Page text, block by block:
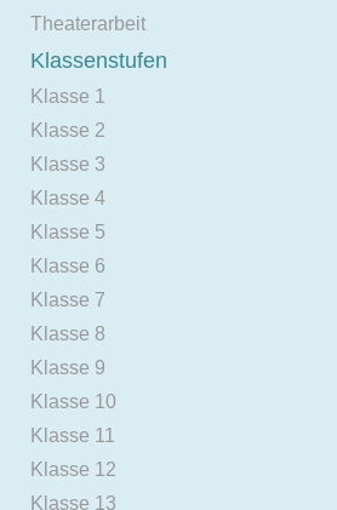
Theaterarbeit
Klassenstufen
Klasse 1
Klasse 2
Klasse 3
Klasse 4
Klasse 5
Klasse 6
Klasse 7
Klasse 8
Klasse 9
Klasse 10
Klasse 11
Klasse 12
Klasse 13